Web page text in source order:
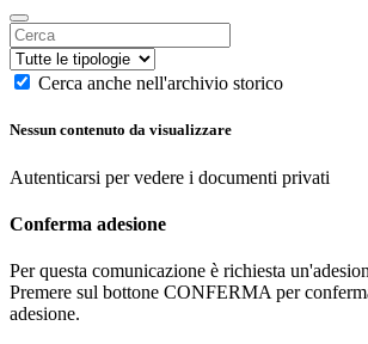
Cerca anche nell'archivio storico
Nessun contenuto da visualizzare
Autenticarsi per vedere i documenti privati
Conferma adesione
Per questa comunicazione è richiesta
Premere sul bottone CONFERMA per
adesione.